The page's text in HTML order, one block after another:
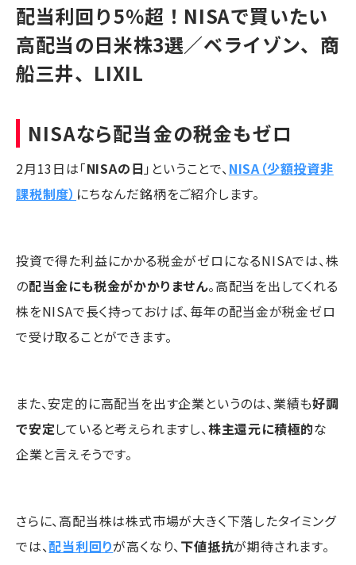
配当利回り5％超！NISAで買いたい
高配当の日米株3選／ベライゾン、商
船三井、LIXIL
NISAなら配当金の税金もゼロ
2月13日は「NISAの日 」ということで、NISA（少額投資非
課税制度） にちなんだ銘柄をご紹介します。
投資で得た利益にかかる税金がゼロになるNISAでは、株
の配当金にも税金がかかりません。高配当を出してくれる
株をNISAで長く持っておけば、毎年の配当金が税金ゼロ
で受け取ることができます。
また、安定的に高配当を出す企業というのは、業績も好調
で安定していると考えられますし、株主還元に積極的な
企業と言えそうです。
さらに、高配当株は株式市場が大きく下落したタイミング
では、配当利回りが高くなり、下値抵抗が期待されます。